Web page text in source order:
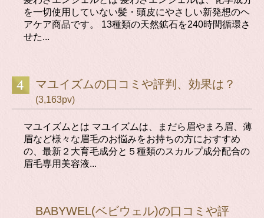
を一切使用していない髪・頭皮にやさしい新発想のヘ
アケア商品です。 13種類の天然鉱石を240時間循環さ
せた...
マユイズムの口コミや評判、効果は？
(3,163pv)
マユイズムとは マユイズムは、まだら眉やまろ眉、薄
眉など様々な眉毛のお悩みをお持ちの方におすすめ
の、最新２大育毛成分と５種類のスカルプ成分配合の
眉毛専用美容液...
BABYWEL(ベビウェル)の口コミや評